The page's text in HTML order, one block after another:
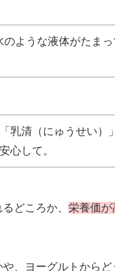
のような液体がたま
乳清（にゅうせい）
心して。
どころか、 栄養価が
、ヨーグルトから